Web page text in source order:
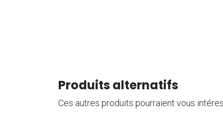
Produits alternatifs
Ces autres produits pourraient vous